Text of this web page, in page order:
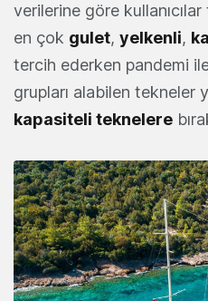
verilerine göre
en çok gulet, yelkenli,
tercih ederken pandemi
grupları alabilen tekneler
kapasiteli teknelere